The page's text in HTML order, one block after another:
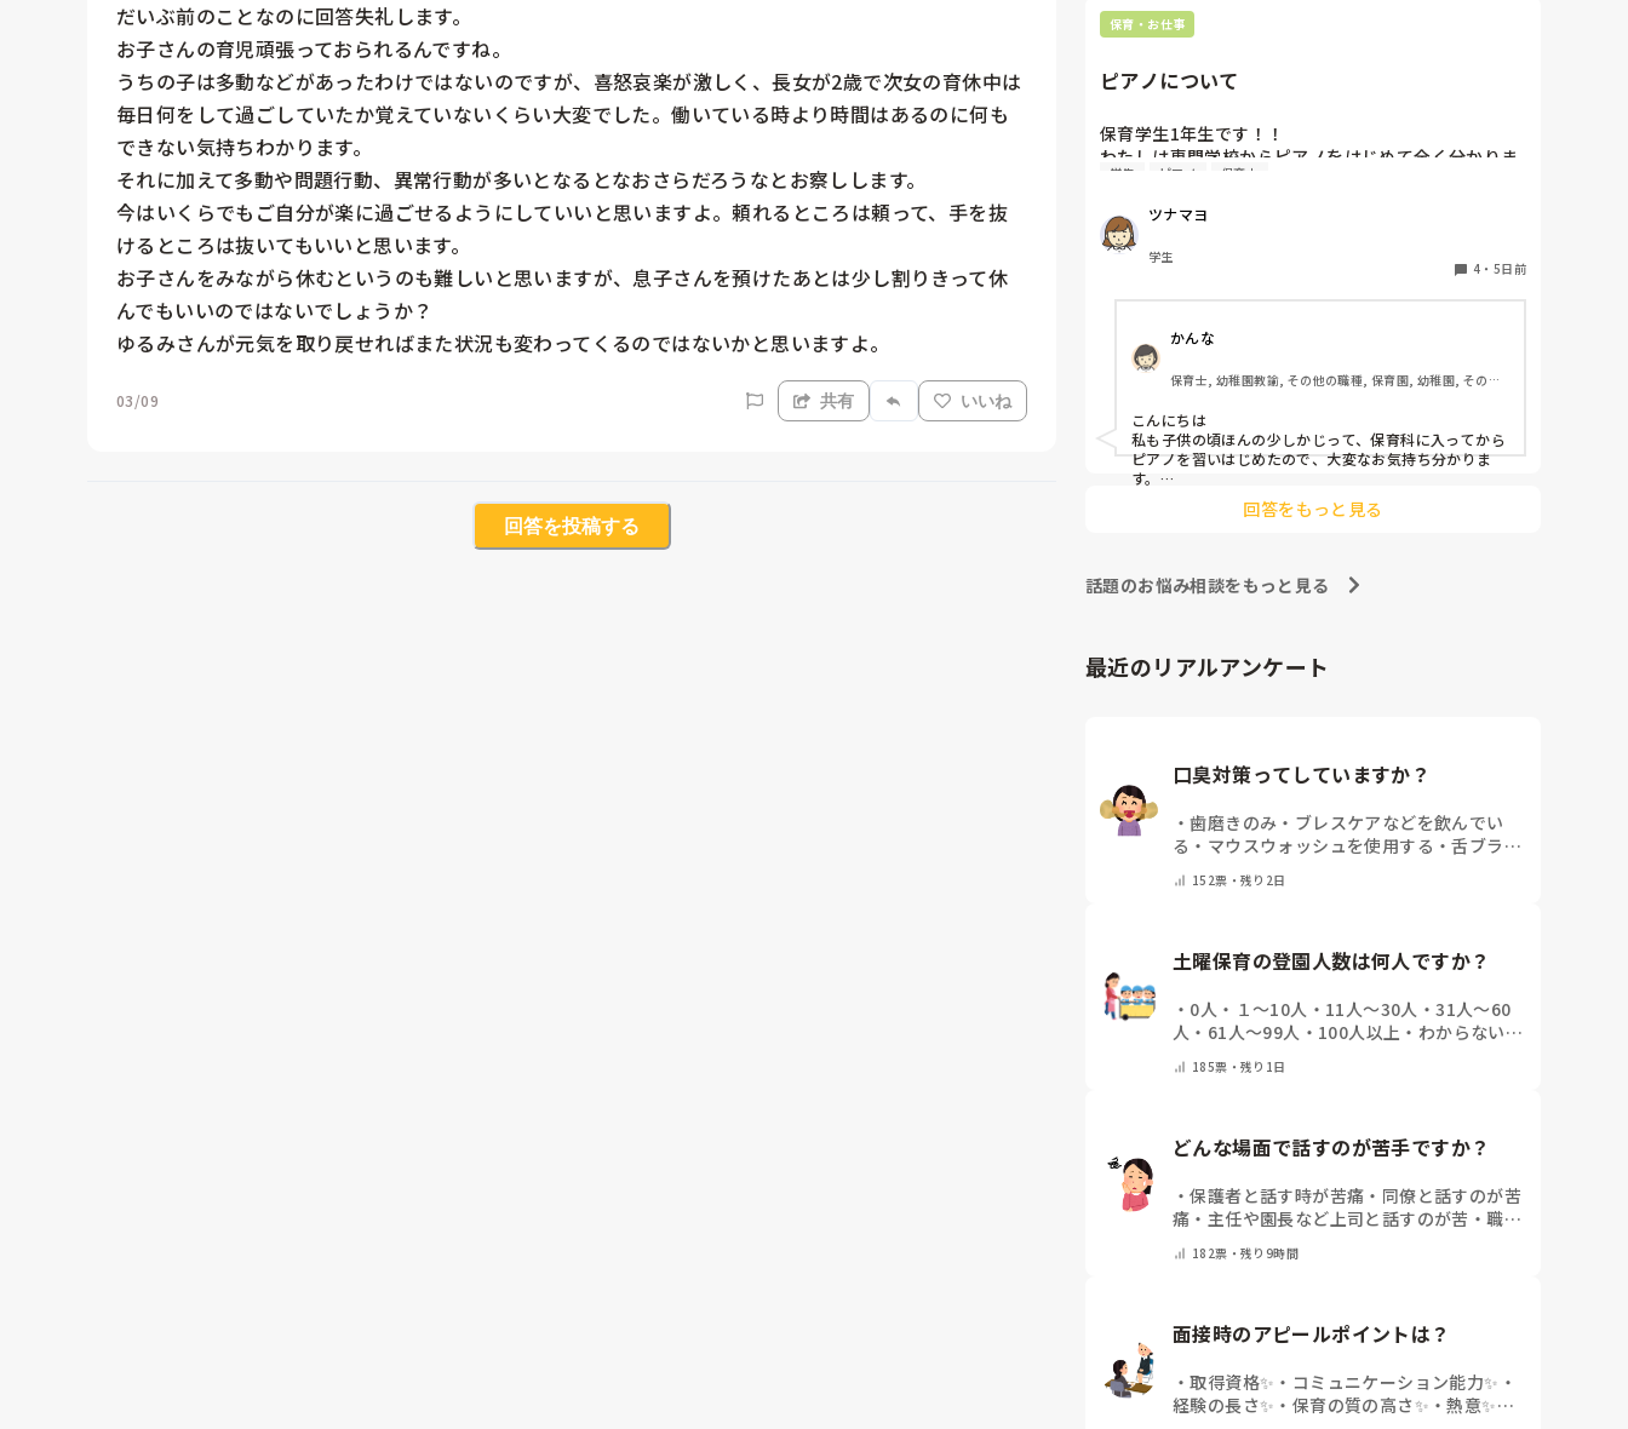
だいぶ前のことなのに回答失礼します。
お子さんの育児頑張っておられるんですね。
うちの子は多動などがあったわけではないのですが、喜怒哀楽が激しく、長女が2歳で次女の育休中は
毎日何をして過ごしていたか覚えていないくらい大変でした。働いている時より時間はあるのに何も
できない気持ちわかります。
それに加えて多動や問題行動、異常行動が多いとなるとなおさらだろうなとお察しします。
今はいくらでもご自分が楽に過ごせるようにしていいと思いますよ。頼れるところは頼って、手を抜
けるところは抜いてもいいと思います。
お子さんをみながら休むというのも難しいと思いますが、息子さんを預けたあとは少し割りきって休
んでもいいのではないでしょうか？
ゆるみさんが元気を取り戻せればまた状況も変わってくるのではないかと思いますよ。
03/09 共有 いいね
回答を投稿する
保育・お仕事
ピアノについて
保育学生1年生です！！
わたしは専門学校からピアノをはじめて全く分かりま
せん…
まいち家でも練習する気になりません…ピアノ弾け無
さすぎて友達にもこんな苦戦してる人はじめて見たと
言われる始末です🥲︎
保育士になって弾かなきゃいけないと考えるだけでゾ
ピアノ苦手な方いますか、？後先のことを考えるとと
ても不安です、
学生 ピアノ 保育士
ツナマヨ
学生
4 ・ 5日前
かんな
保育士, 幼稚園教諭, その他の職種, 保育園, 幼稚園, その他
こんにちは
私も子供の頃ほんの少しかじって、保育科に入ってから
ピアノを習いはじめたので、大変なお気持ち分かりま
す。
昔ほどのピアノの技量を求められない園が増えていると
ピアノは練習あるのみだと思うので、無理なくがんばっ
てくださいね！
回答をもっと見る
話題のお悩み相談をもっと見る
最近のリアルアンケート
口臭対策ってしていますか？
・歯磨きのみ ・ ブレスケアなどを飲んでい
る ・ マウスウォッシュを使用する ・舌ブラシ
気にしたことない
152票・残り2日
土曜保育の登園人数は何人ですか？
・ 0人 ・ １～10人 ・ 11人～30人 ・31人～60
人 ・ 61人～99人 ・ 100人以上 ・ わからない、
下さい)
185票・残り1日
どんな場面で話すのが苦手ですか？
・保護者と話す時が苦痛 ・ 同僚と話すのが苦
痛 ・ 主任や園長など上司と話すのが苦 ・職員
痛じゃない♡・その他(コメントで教えてく
182票・残り9時間
面接時のアピールポイントは？
・取得資格✨ ・ コミュニケーション能力✨ ・
経験の長さ✨ ・ 保育の質の高さ✨ ・熱意✨・